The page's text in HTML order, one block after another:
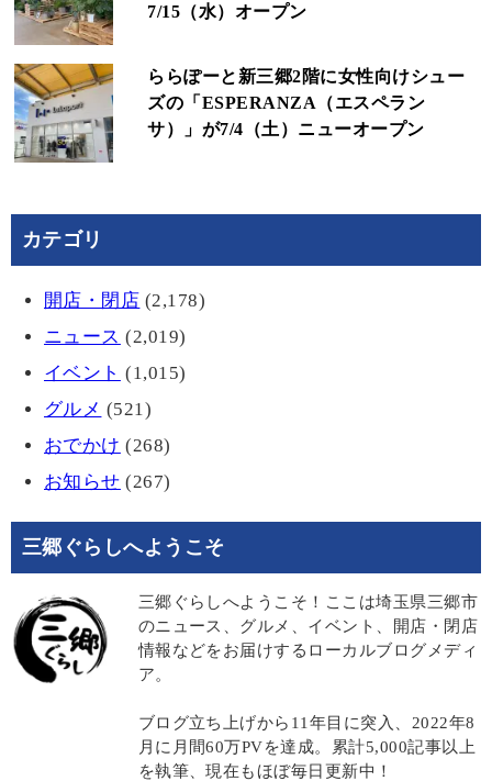
7/15（水）オープン
ららぽーと新三郷2階に女性向けシュー
ズの「ESPERANZA（エスペラン
サ）」が7/4（土）ニューオープン
カテゴリ
開店・閉店 (2,178)
ニュース (2,019)
イベント (1,015)
グルメ (521)
おでかけ (268)
お知らせ (267)
三郷ぐらしへようこそ
三郷ぐらしへようこそ！ここは埼玉県三郷市
のニュース、グルメ、イベント、開店・閉店
情報などをお届けするローカルブログメディ
ア。
ブログ立ち上げから11年目に突入、2022年8
月に月間60万PVを達成。累計5,000記事以上
を執筆、現在もほぼ毎日更新中！